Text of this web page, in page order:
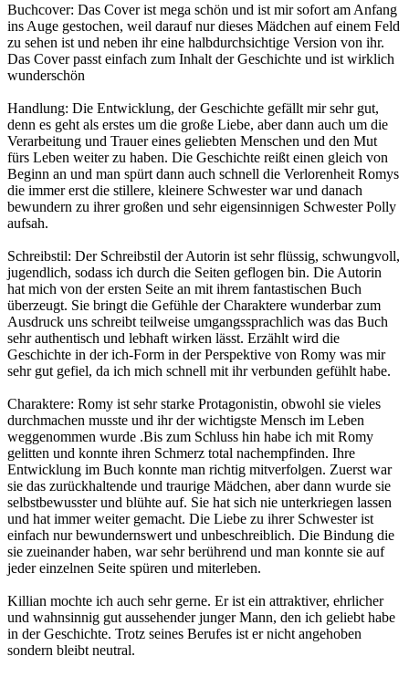
Buchcover: Das Cover ist mega schön und ist mir sofort am Anfang
ins Auge gestochen, weil darauf nur dieses Mädchen auf einem Feld
zu sehen ist und neben ihr eine halbdurchsichtige Version von ihr.
Das Cover passt einfach zum Inhalt der Geschichte und ist wirklich
wunderschön
Handlung: Die Entwicklung, der Geschichte gefällt mir sehr gut,
denn es geht als erstes um die große Liebe, aber dann auch um die
Verarbeitung und Trauer eines geliebten Menschen und den Mut
fürs Leben weiter zu haben. Die Geschichte reißt einen gleich von
Beginn an und man spürt dann auch schnell die Verlorenheit Romys
die immer erst die stillere, kleinere Schwester war und danach
bewundern zu ihrer großen und sehr eigensinnigen Schwester Polly
aufsah.
Schreibstil: Der Schreibstil der Autorin ist sehr flüssig, schwungvoll,
jugendlich, sodass ich durch die Seiten geflogen bin. Die Autorin
hat mich von der ersten Seite an mit ihrem fantastischen Buch
überzeugt. Sie bringt die Gefühle der Charaktere wunderbar zum
Ausdruck uns schreibt teilweise umgangssprachlich was das Buch
sehr authentisch und lebhaft wirken lässt. Erzählt wird die
Geschichte in der ich-Form in der Perspektive von Romy was mir
sehr gut gefiel, da ich mich schnell mit ihr verbunden gefühlt habe.
Charaktere: Romy ist sehr starke Protagonistin, obwohl sie vieles
durchmachen musste und ihr der wichtigste Mensch im Leben
weggenommen wurde .Bis zum Schluss hin habe ich mit Romy
gelitten und konnte ihren Schmerz total nachempfinden. Ihre
Entwicklung im Buch konnte man richtig mitverfolgen. Zuerst war
sie das zurückhaltende und traurige Mädchen, aber dann wurde sie
selbstbewusster und blühte auf. Sie hat sich nie unterkriegen lassen
und hat immer weiter gemacht. Die Liebe zu ihrer Schwester ist
einfach nur bewundernswert und unbeschreiblich. Die Bindung die
sie zueinander haben, war sehr berührend und man konnte sie auf
jeder einzelnen Seite spüren und miterleben.
Killian mochte ich auch sehr gerne. Er ist ein attraktiver, ehrlicher
und wahnsinnig gut aussehender junger Mann, den ich geliebt habe
in der Geschichte. Trotz seines Berufes ist er nicht angehoben
sondern bleibt neutral.